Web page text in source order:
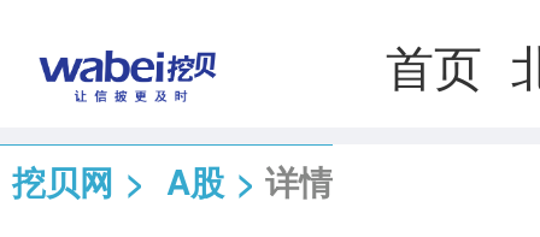
首页
挖贝网 > A股 > 详情